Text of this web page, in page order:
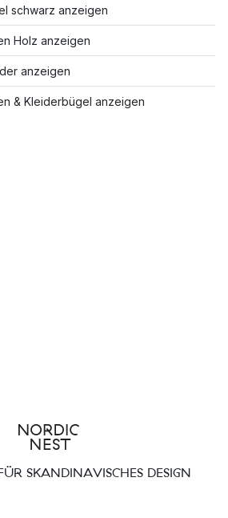
schwarz anzeigen
Holz anzeigen
anzeigen
& Kleiderbügel anzeigen
SKANDINAVISCHES DESIGN